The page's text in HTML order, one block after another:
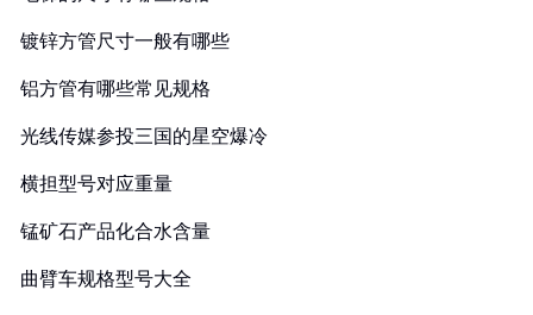
镀锌方管尺寸一般有哪些
铝方管有哪些常见规格
光线传媒参投三国的星空爆冷
横担型号对应重量
锰矿石产品化合水含量
曲臂车规格型号大全